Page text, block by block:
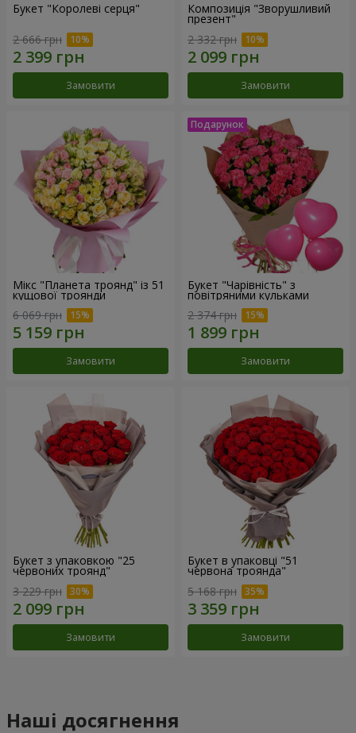
Букет "Королеві серця"
2 666 грн
Замовити
Композиція "Зворушливий
презент"
2 332 грн
Замовити
Мікс "Планета троянд" із 51
кущової троянди
6 069 грн
Замовити
Букет "Чарівність" з
повітряними кульками
2 374 грн
Замовити
Букет з упаковкою "25
червоних троянд"
3 229 грн
Замовити
Букет в упаковці "51
червона троянда"
5 168 грн
Замовити
Наші досягнення